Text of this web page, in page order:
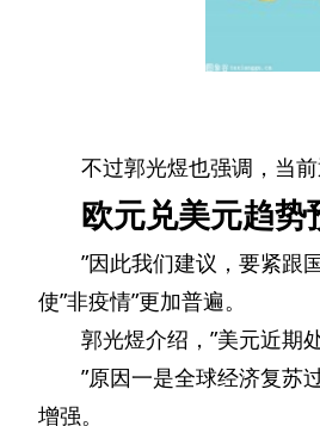
不过郭光煜也强调，当
欧元兑美元趋势
”因此我们建议，要紧跟
使”非疫情”更加普遍。
郭光煜介绍，”美元近期
”原因一是全球经济复苏
增强。